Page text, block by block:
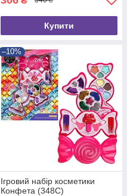
Купити
–10%
Ігровий набір косметики
Конфета (348C)